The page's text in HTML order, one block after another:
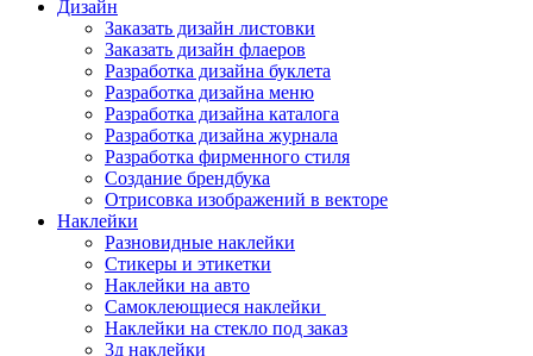
Дизайн
Заказать дизайн листовки
Заказать дизайн флаеров
Разработка дизайна буклета
Разработка дизайна меню
Разработка дизайна каталога
Разработка дизайна журнала
Разработка фирменного стиля
Создание брендбука
Отрисовка изображений в векторе
Наклейки
Разновидные наклейки
Стикеры и этикетки
Наклейки на авто
Самоклеющиеся наклейки
Наклейки на стекло под заказ
3д наклейки